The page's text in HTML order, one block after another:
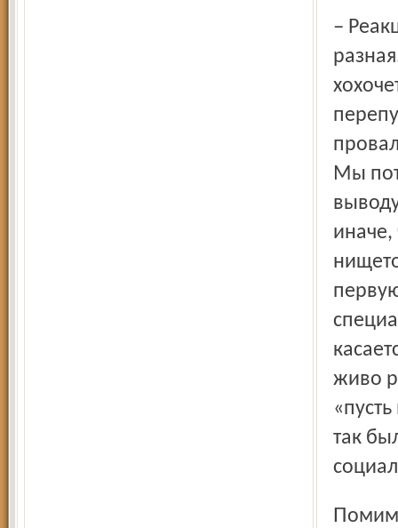
– Реакция зрителей на спектакль, действительно, очень
Мы
иначе,
живо
так
Помимо моноспектакля «GO!» на сегодняшний момент